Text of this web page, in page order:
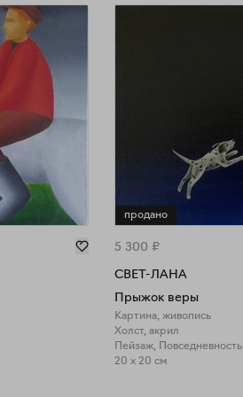
продано
5 300 ₽
СВЕТ-ЛАНА
Прыжок веры
Картина, живопись
Холст, акрил
Пейзаж, Повседневность
20 x 20 см